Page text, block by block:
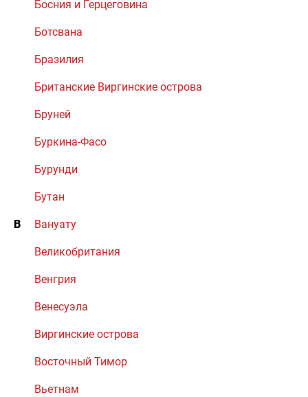
Босния и Герцеговина
Ботсвана
Бразилия
Британские Виргинские острова
Бруней
Буркина-Фасо
Бурунди
Бутан
В Вануату
Великобритания
Венгрия
Венесуэла
Виргинские острова
Восточный Тимор
Вьетнам